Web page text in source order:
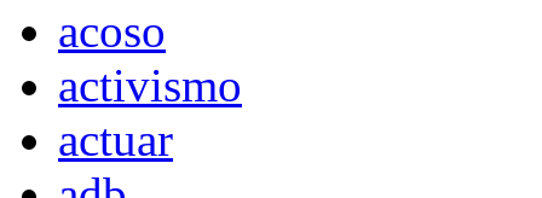
acoso
activismo
actuar